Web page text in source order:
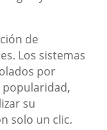
de
Los sistemas
por
popularidad,
su
solo un clic.